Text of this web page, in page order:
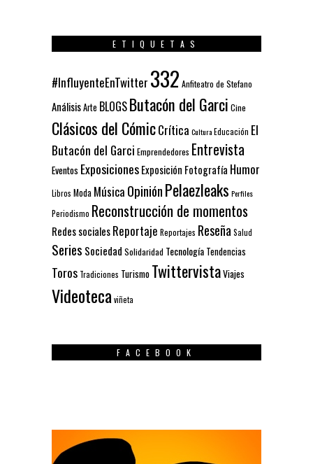
ETIQUETAS
#InfluyenteEnTwitter 332 Anfiteatro de Stefano
AnálisisArte BLOGSButacón del Garci Cine
Clásicos del CómicCrítica CulturaEducación El
Butacón del Garci Emprendedores Entrevista
Eventos ExposicionesExposición Fotografía Humor
Libros Moda Música OpiniónPelaezleaks Perfiles
Periodismo Reconstrucción de momentos
Redes socialesReportaje Reportajes Reseña Salud
Series Sociedad Solidaridad Tecnología Tendencias
Toros Tradiciones Turismo TwittervistaViajes
Videoteca viñeta
FACEBOOK